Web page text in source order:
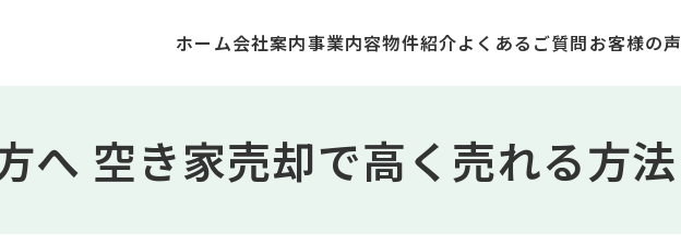
ホーム会社案内事業内容物件紹介よくあるご質問お客様の声
へ 空き家売却で高く売れる方法